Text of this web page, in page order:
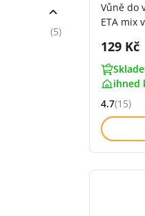
Vůně do
ETA mix
Cena s
129 Kč
ihned
4.7(15)
(5)